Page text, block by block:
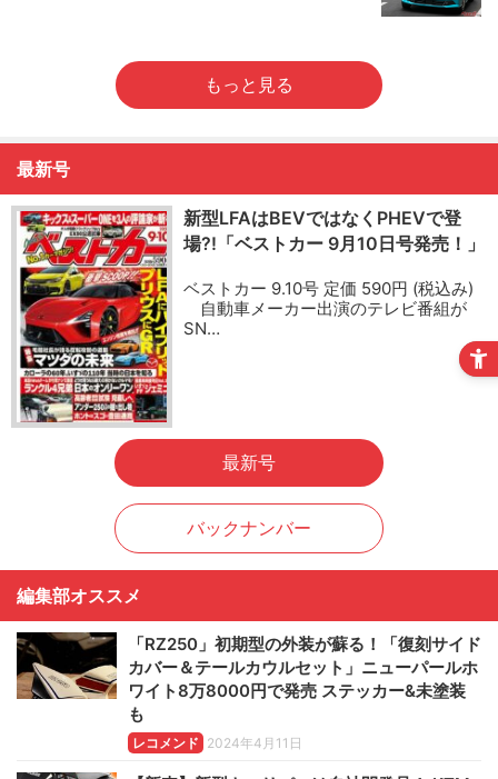
もっと見る
最新号
新型LFAはBEVではなくPHEVで登
場?!「ベストカー 9月10日号発売！」
ベストカー 9.10号 定価 590円 (税込み)
自動車メーカー出演のテレビ番組が
SN…
最新号
バックナンバー
編集部オススメ
「RZ250」初期型の外装が蘇る！「復刻サイド
カバー＆テールカウルセット」ニューパールホ
ワイト8万8000円で発売 ステッカー&未塗装
も
レコメンド 2024年4月11日